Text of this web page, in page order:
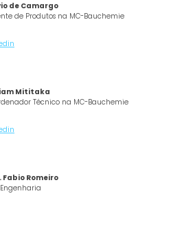
de Camargo
de Produtos na MC-Bauchemie
Mititaka
Técnico na MC-Bauchemie
Fabio Romeiro
Engenharia